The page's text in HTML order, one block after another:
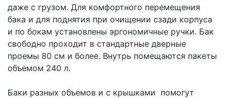
даже с грузом. Для комфортного перемещения
бака и для поднятия при очищении сзади корпуса
и по бокам установлены эргономичные ручки. Бак
свободно проходит в стандартные дверные
проемы 80 см и более. Внутрь помещаются пакеты
объемом 240 л.
Баки разных объемов и с крышками помогут